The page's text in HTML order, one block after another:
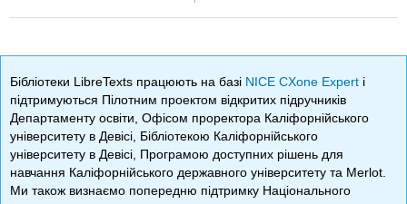
Бібліотеки LibreTexts працюють на базі NICE CXone Expert і
підтримуються Пілотним проектом відкритих підручників
Департаменту освіти, Офісом проректора Каліфорнійського
університету в Девісі, Бібліотекою Каліфорнійського
університету в Девісі, Програмою доступних рішень для
навчання Каліфорнійського державного університету та Merlot.
Ми також визнаємо попередню підтримку Національного